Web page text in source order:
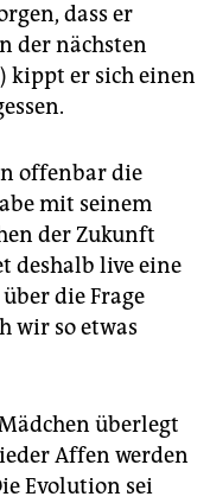
dass er
der nächsten
kippt er sich einen
offenbar die
mit seinem
der Zukunft
deshalb live eine
die Frage
wir so etwas
überlegt
Affen werden
Evolution sei